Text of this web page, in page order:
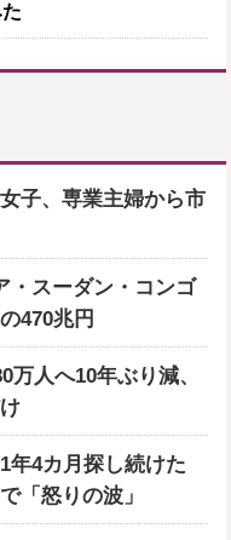
子、専業主婦から市
・スーダン・コンゴ
470兆円
人へ10年ぶり減、
年4カ月探し続けた
「怒りの波」